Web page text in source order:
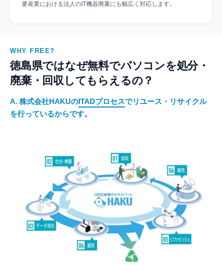
要産業における法人のIT機器廃棄にも幅広く対応します。
WHY FREE?
徳島県ではなぜ無料でパソコンを処分・
廃棄・回収してもらえるの？
A. 株式会社HAKUのITADプロセスでリユース・リサイクル
を行っているからです。